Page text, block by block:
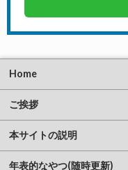
Home
ご挨拶
本サイトの説明
年表的なやつ(随時更新)